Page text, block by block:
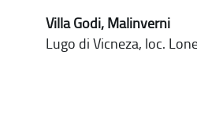
Villa Godi, Malinverni
Lugo di Vicneza, loc.